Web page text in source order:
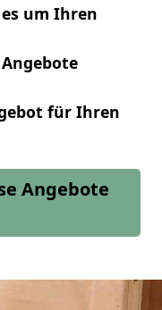
um Ihren
für Ihren
Angebote